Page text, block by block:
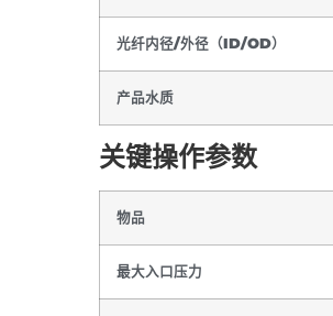
光纤内径/外径（ID/OD）
产品水质
关键操作参数
物品
最大入口压力